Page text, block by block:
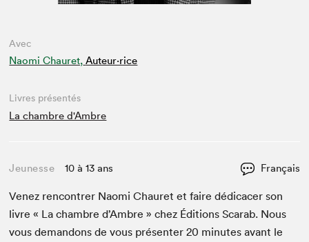
Avec
Naomi Chauret, Auteur·rice
Livres présentés
La chambre d'Ambre
Jeunesse 10 à 13 ans Français
Venez ren­con­tr­er Nao­mi Chau­ret et faire dédi­cac­er son
livre « La cham­bre d’Am­bre » chez Édi­tions Scarab. Nous
vous deman­dons de vous présen­ter20 min­utes avant le